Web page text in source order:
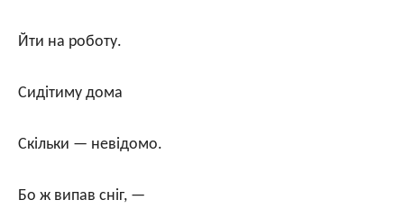
Йти на роботу.
Сидітиму дома
Скільки — невідомо.
Бо ж випав сніг, —